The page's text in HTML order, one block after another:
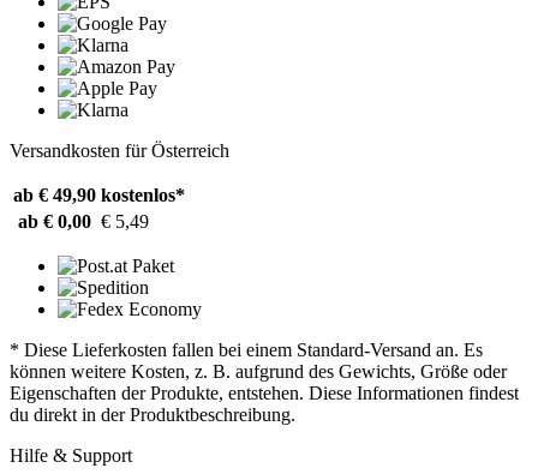
Versandkosten für Österreich
ab € 49,90 kostenlos*
ab € 0,00 € 5,49
* Diese Lieferkosten fallen bei einem Standard-Versand an. Es
können weitere Kosten, z. B. aufgrund des Gewichts, Größe oder
Eigenschaften der Produkte, entstehen. Diese Informationen findest
du direkt in der Produktbeschreibung.
Hilfe & Support